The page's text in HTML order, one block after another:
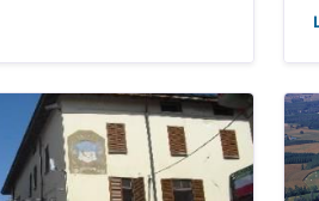
NICHELINO
DI CASANOVA (SEC. XII)